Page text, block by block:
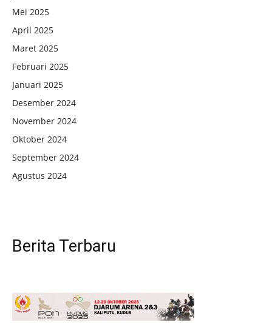
Mei 2025
April 2025
Maret 2025
Februari 2025
Januari 2025
Desember 2024
November 2024
Oktober 2024
September 2024
Agustus 2024
Berita Terbaru